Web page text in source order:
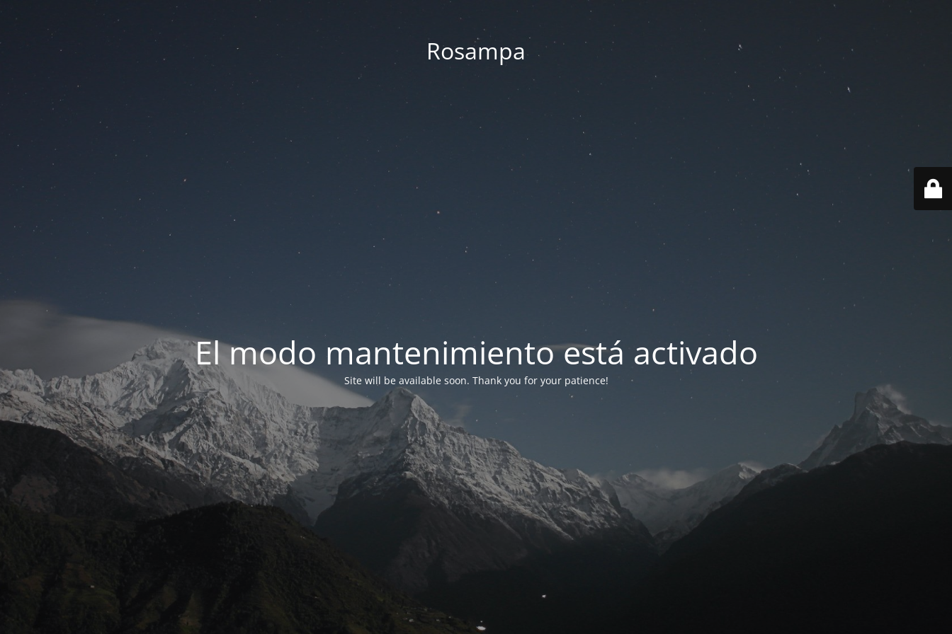
Rosampa
El modo mantenimiento está activado
Site will be available soon. Thank you for your patience!